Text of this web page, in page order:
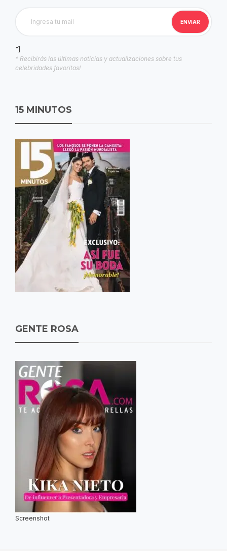
"]
* Recibirás las últimas noticias y actualizaciones sobre tus
celebridades favoritas!
15 MINUTOS
GENTE ROSA
Screenshot